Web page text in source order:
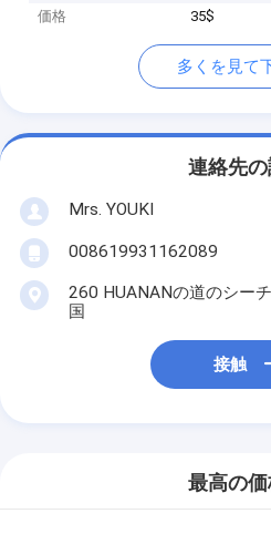
価格
35$
多くを見て
連絡先の
Mrs. YOUKI
008619931162089
260 HUANANの道のシー
国
接触
最高の